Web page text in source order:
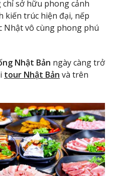
chỉ sở hữu phong cảnh
trúc hiện đại, nếp
Nhật vô cùng phong phú
Nhật Bản ngày càng trở
tour Nhật Bản và trên